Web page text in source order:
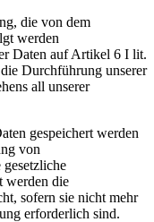
die von dem
werden
Daten auf Artikel 6 I lit.
Durchführung unserer
all unserer
gespeichert werden
von
werden die
sofern sie nicht mehr
erforderlich sind.